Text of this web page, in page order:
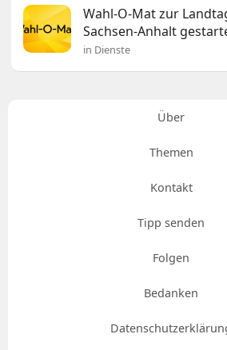
Wahl-O-Mat zur
Sachsen-Anhalt
in Dienste
Über
Themen
Kontakt
Tipp senden
Folgen
Bedanken